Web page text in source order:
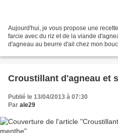
Aujourd'hui, je vous propose une
farcie avec du riz et de la viande
d'agneau au beurre d'ail chez mon
Croustillant d'agneau et
Publié le 13/04/2013 à 07:30
Par ale29